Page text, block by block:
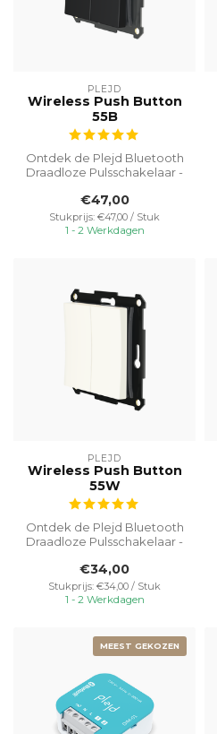
PLEJD
Wireless Push Button
55B
Ontdek de Plejd Bluetooth
Draadloze Pulsschakelaar -
hand...
€47,00
Stukprijs: €47,00 / Stuk
1 - 2 Werkdagen
PLEJD
Wireless Push Button
55W
Ontdek de Plejd Bluetooth
Draadloze Pulsschakelaar -
hand...
€34,00
Stukprijs: €34,00 / Stuk
1 - 2 Werkdagen
MEEST GEKOZEN